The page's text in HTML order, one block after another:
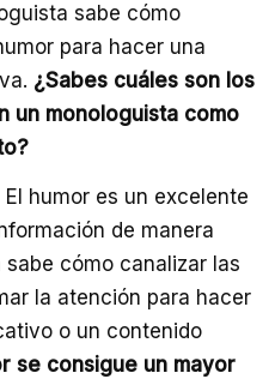
sabe cómo
para hacer una
¿Sabes cuáles son los
un monologuista como
El humor es un excelente
de manera
cómo canalizar las
la atención para hacer
o un contenido
se consigue un mayor